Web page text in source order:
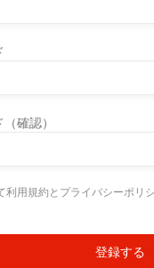
確認）
利用規約とプライバシーポリ
登録する